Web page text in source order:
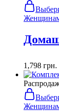
1,798 грн.